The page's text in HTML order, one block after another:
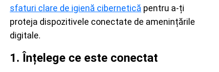
sfaturi clare de igienă cibernetică pentru a-ți
proteja dispozitivele conectate de amenințările
digitale.
1. Înțelege ce este conectat